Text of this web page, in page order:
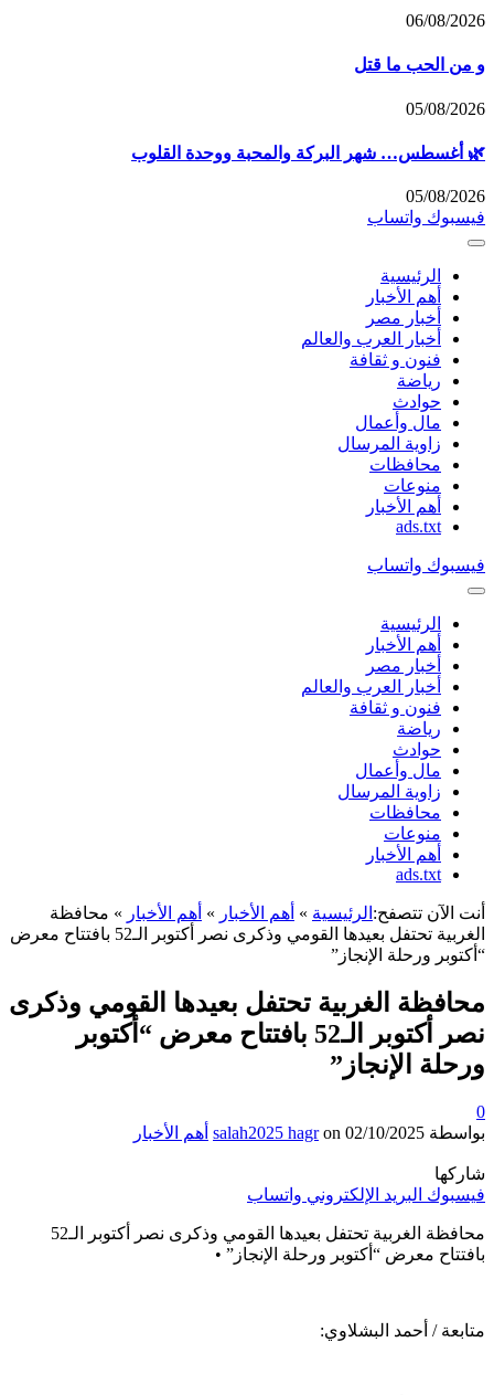
06/08/2026
و من الحب ما قتل
05/08/2026
🌿 أغسطس… شهر البركة والمحبة ووحدة القلوب
05/08/2026
فيسبوك واتساب
الرئيسية
أهم الأخبار
أخبار مصر
أخبار العرب والعالم
فنون و ثقافة
رياضة
حوادث
مال وأعمال
زاوية المرسال
محافظات
منوعات
أهم الأخبار
ads.txt
فيسبوك واتساب
الرئيسية
أهم الأخبار
أخبار مصر
أخبار العرب والعالم
فنون و ثقافة
رياضة
حوادث
مال وأعمال
زاوية المرسال
محافظات
منوعات
أهم الأخبار
ads.txt
أنت الآن تتصفح: الرئيسية » أهم الأخبار » أهم الأخبار » محافظة
الغربية تحتفل بعيدها القومي وذكرى نصر أكتوبر الـ52 بافتتاح معرض
“أكتوبر ورحلة الإنجاز”
محافظة الغربية تحتفل بعيدها القومي وذكرى
نصر أكتوبر الـ52 بافتتاح معرض “أكتوبر
ورحلة الإنجاز”
0
بواسطة
salah2025 hagr on 02/10/2025 أهم الأخبار
شاركها
فيسبوك البريد الإلكتروني واتساب
محافظة الغربية تحتفل بعيدها القومي وذكرى نصر أكتوبر الـ52
بافتتاح معرض “أكتوبر ورحلة الإنجاز” •
متابعة / أحمد البشلاوي: